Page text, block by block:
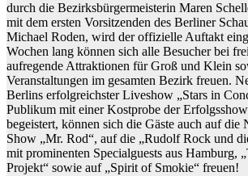
durch die Bezirksbürgermeisterin Maren
mit dem ersten Vorsitzenden des Berliner
Michael Roden, wird der offizielle Auftakt
Wochen lang können sich alle Besucher bei
aufregende Attraktionen für Groß und Klein
Veranstaltungen im gesamten Bezirk freuen.
Berlins erfolgreichster Liveshow „Stars in
Publikum mit einer Kostprobe der
begeistert, können sich die Gäste auch auf die
Show „Mr. Rod“, auf die „Rudolf Rock und
mit prominenten Specialguests aus Hamburg,
Projekt“ sowie auf „Spirit of Smokie“ freuen!